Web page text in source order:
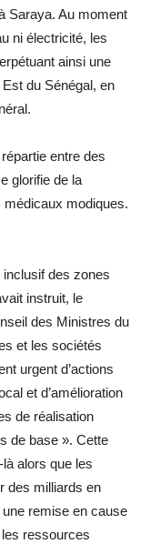
Saraya. Au moment
ni électricité, les
ainsi une
du Sénégal, en
entre des
glorifie de la
médicaux modiques.
inclusif des zones
instruit, le
des Ministres du
et les sociétés
urgent d’actions
et d’amélioration
de réalisation
de base ». Cette
là alors que les
des milliards en
remise en cause
ressources